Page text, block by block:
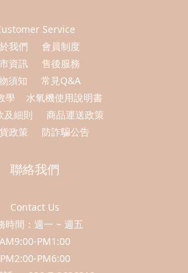
Service
我們
會員制度
資訊
售後服務
須知
常見Q&A
學
水氧機使用說明書
及細則
商品運送政策
政策
防詐騙公告
聯絡我們
Contact Us
時間：週一 ~ 週五
AM9:00-PM1:00
PM2:00-PM6:00